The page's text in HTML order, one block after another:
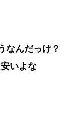
なんだっけ？
いよな